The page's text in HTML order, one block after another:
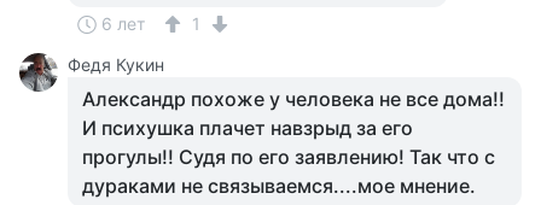
6 лет
1
Федя Кукин
Александр похоже у человека не все дома!!
И психушка плачет навзрыд за его
прогулы!! Судя по его заявлению! Так что с
дураками не связываемся....мое мнение.